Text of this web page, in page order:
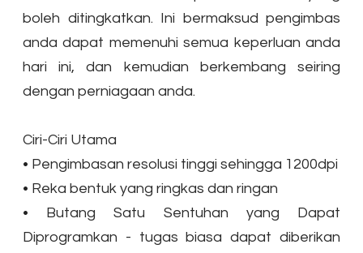
boleh ditingkatkan. Ini bermaksud pengimbas
anda dapat memenuhi semua keperluan anda
hari ini, dan kemudian berkembang seiring
dengan perniagaan anda.
Ciri-Ciri Utama
• Pengimbasan resolusi tinggi sehingga 1200dpi
• Reka bentuk yang ringkas dan ringan
• Butang Satu Sentuhan yang Dapat
Diprogramkan - tugas biasa dapat diberikan